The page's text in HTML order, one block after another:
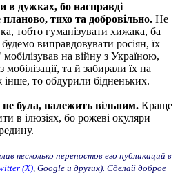
в дужках, бо насправді
тихо та добровільно. Не
тобто гуманізувати хижака, ба
виправдовувати росіян, їх
на війну з Україною,
та й забирали їх на
то обдурили бідненьких.
була, належить вільним. Краще
в ілюзіях, бо рожеві окуляри
несколько перепостов его публикаций в
(X), Google и других). Сделай доброе